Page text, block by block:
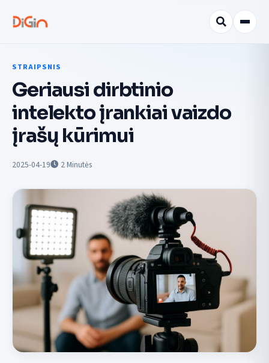
STRAIPSNIS
Geriausi dirbtinio
intelekto įrankiai vaizdo
įrašų kūrimui
2025-04-19 2Minutės